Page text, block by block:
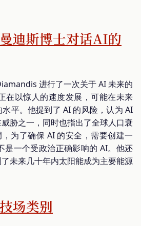
迪斯博士对话AI的
进行了一次关于 AI 未来的
在以惊人的速度发展，可能在未来
平。他提到了 AI 的风险，认为 AI
胁之一，同时也指出了全球人口衰
为了确保 AI 的安全，需要创建一
是一个受政治正确影响的 AI。他还
未来几十年内太阳能成为主要能源
场类别